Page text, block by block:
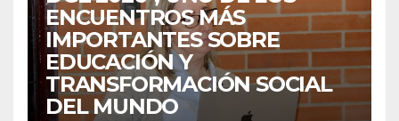
ENCUENTROS MÁS
IMPORTANTES SOBRE
EDUCACIÓN Y
TRANSFORMACIÓN SOCIAL
DEL MUNDO